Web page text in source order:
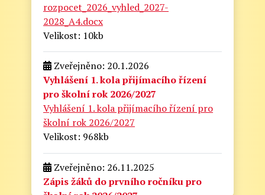
rozpocet_2026_vyhled_2027-
2028_A4.docx
Velikost: 10kb
Zveřejněno: 20.1.2026
Vyhlášení 1. kola přijímacího řízení
pro školní rok 2026/2027
Vyhlášení 1. kola přijímacího řízení pro
školní rok 2026/2027
Velikost: 968kb
Zveřejněno: 26.11.2025
Zápis žáků do prvního ročníku pro